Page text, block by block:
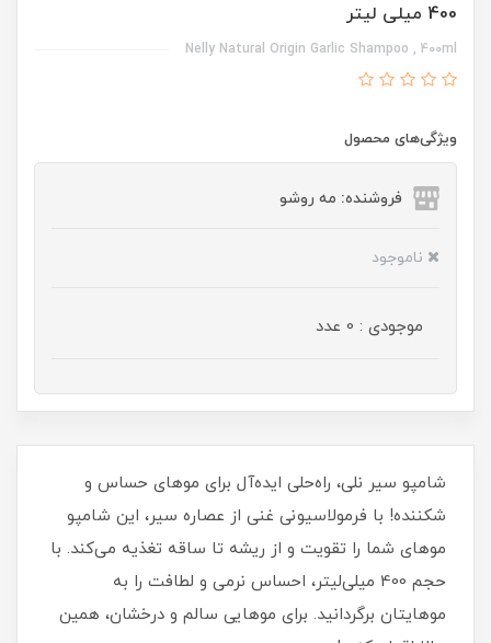
400 میلی لیتر
Nelly Natural Origin Garlic Shampoo , 400ml
ویژگی‌های محصول
فروشنده: مه رو‌شو
ناموجود
موجودی : 0 عدد
شامپو سیر نلی، راه‌حلی ایده‌آل برای موهای حساس و
شکننده! با فرمولاسیونی غنی از عصاره سیر، این شامپو
موهای شما را تقویت و از ریشه تا ساقه تغذیه می‌کند. با
حجم 400 میلی‌لیتر، احساس نرمی و لطافت را به
موهایتان برگردانید. برای موهایی سالم و درخشان، همین